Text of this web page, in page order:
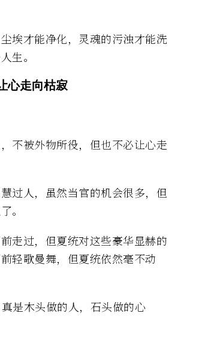
埃才能净化，灵魂的污浊才能洗
生。
心走向枯寂
不被外物所役，但也不必让心走
过人，虽然当官的机会很多，但
。
走过，但夏统对这些豪华显赫的
轻歌曼舞，但夏统依然毫不动
是木头做的人，石头做的心